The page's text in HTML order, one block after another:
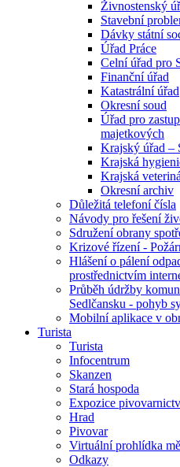
Živnostenský
Stavební
Dávky státní
Úřad Práce
Celní úřad pro
Finanční úřad
Katastrální úřad
Okresní soud
Úřad pro
majetkových
Krajský úřad –
Krajská
Krajská
Okresní archiv
Důležitá telefoní čísla
Návody pro řešení
Sdružení obrany
Krizové řízení -
Hlášení o pálení
prostřednictvím
Průběh údržby
Sedlčansku - pohyb
Mobilní aplikace v
Turista
Turista
Infocentrum
Skanzen
Stará hospoda
Expozice
Hrad
Pivovar
Virtuální prohlídka
Odkazy